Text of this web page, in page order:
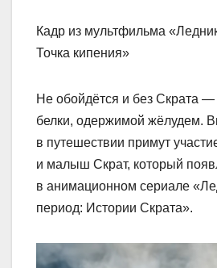
Кадр из мультфильма
Точка кипения»
Не обойдётся и без Скрата —
белки, одержимой жёлудем.
в путешествии примут
и малыш Скрат, который
в анимационном сериале
период: Истории Скрата».